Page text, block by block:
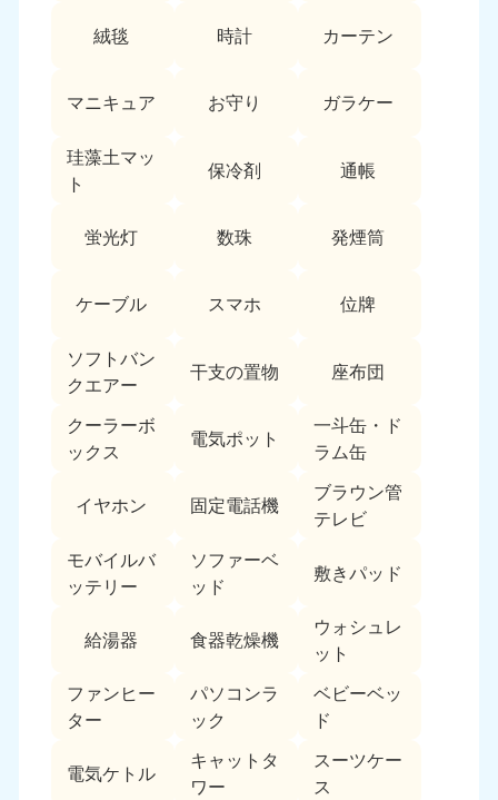
絨毯 時計 カーテン
マニキュア お守り ガラケー
珪藻土マッ
ト
保冷剤 通帳
蛍光灯 数珠 発煙筒
ケーブル スマホ 位牌
ソフトバン
クエアー
干支の置物 座布団
クーラーボ
ックス
電気ポット
一斗缶・ド
ラム缶
イヤホン 固定電話機
ブラウン管
テレビ
モバイルバ
ッテリー
ソファーベ
ッド
敷きパッド
給湯器 食器乾燥機
ウォシュレ
ット
ファンヒー
ター
パソコンラ
ック
ベビーベッ
ド
電気ケトル
キャットタ
ワー
スーツケー
ス
9:00〜19:00 年中無休 9:00〜19:00 年中無休
9:00〜19:00 年中無休 9:00〜19:00 年中無休
長崎県
050-1880-9891
鹿児島県
050-1880-9889
大分県
050-1880-9893
9:00〜19:00 年中無休
050-1880-9890
9:00〜19:00 年中無休
050-1880-9892
沖縄県
050-1880-9887